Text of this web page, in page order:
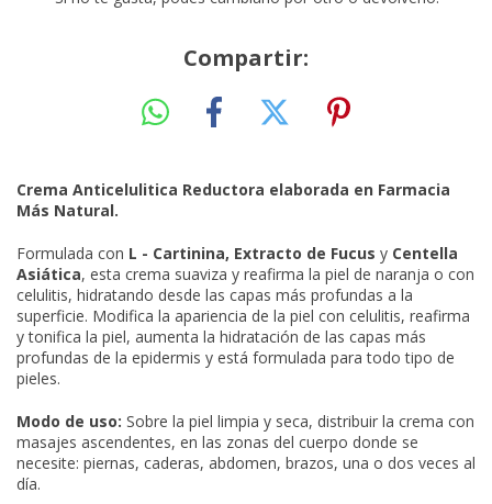
Compartir:
Crema Anticelulitica Reductora elaborada en Farmacia
Más Natural.
Formulada con L - Cartinina, Extracto de Fucus y Centella
Asiática, esta crema suaviza y reafirma la piel de naranja o con
celulitis, hidratando desde las capas más profundas a la
superficie. Modifica la apariencia de la piel con celulitis, reafirma
y tonifica la piel, aumenta la hidratación de las capas más
profundas de la epidermis y está formulada para todo tipo de
pieles.
Modo de uso: Sobre la piel limpia y seca, distribuir la crema con
masajes ascendentes, en las zonas del cuerpo donde se
necesite: piernas, caderas, abdomen, brazos, una o dos veces al
día.